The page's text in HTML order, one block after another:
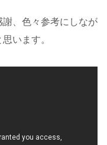
、色々参考にしなが
います。